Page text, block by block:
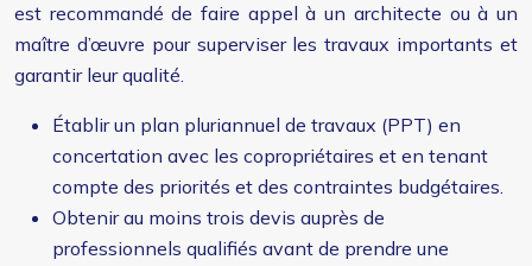
est recommandé de faire appel à un architecte ou à un
maître d’œuvre pour superviser les travaux importants et
garantir leur qualité.
Établir un plan pluriannuel de travaux (PPT) en
concertation avec les copropriétaires et en tenant
compte des priorités et des contraintes budgétaires.
Obtenir au moins trois devis auprès de
professionnels qualifiés avant de prendre une